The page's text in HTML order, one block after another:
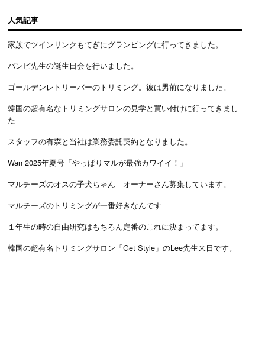
人気記事
家族でツインリンクもてぎにグランピングに行ってきました。
バンビ先生の誕生日会を行いました。
ゴールデンレトリーバーのトリミング。彼は男前になりました。
韓国の超有名なトリミングサロンの見学と買い付けに行ってきまし
た
スタッフの有森と当社は業務委託契約となりました。
Wan 2025年夏号「やっぱりマルが最強カワイイ！」
マルチーズのオスの子犬ちゃん オーナーさん募集しています。
マルチーズのトリミングが一番好きなんです
１年生の時の自由研究はもちろん定番のこれに決まってます。
韓国の超有名トリミングサロン「Get Style」のLee先生来日です。